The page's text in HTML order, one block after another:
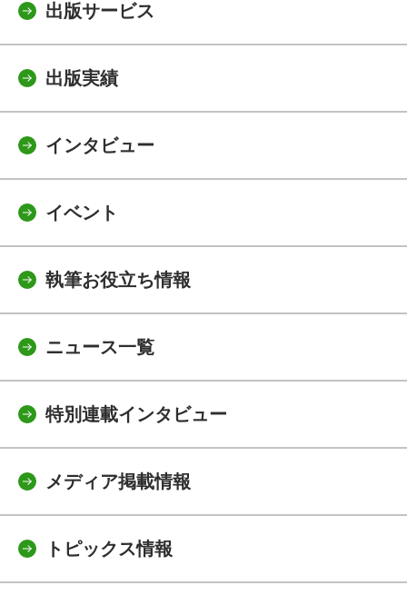
出版サービス
出版実績
インタビュー
イベント
執筆お役立ち情報
ニュース一覧
特別連載インタビュー
メディア掲載情報
トピックス情報